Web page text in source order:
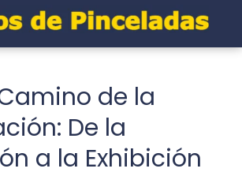
de la
De la
a la Exhibición